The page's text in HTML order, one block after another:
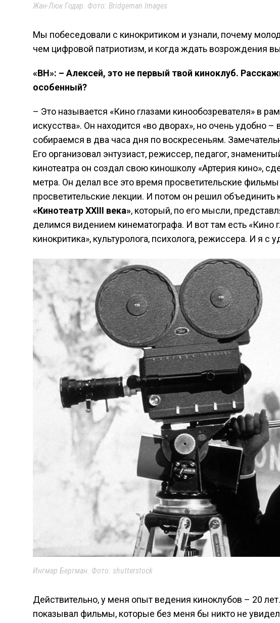
Жан-Люк Годар. Фото: Bridgeman Images
Мы побеседовали с кинокритиком и узнали, почему
чем цифровой патриотизм, и когда ждать возрождения
«ВН»: – Алексей, это не первый твой киноклуб.
особенный?
– Это называется «Кино глазами кинообозревателя» в
искусства». Он находится «во дворах», но очень удобно
собираемся в два часа дня по воскресеньям.
Его организовал энтузиаст, режиссер, педагог,
кинотеатра он создал свою киношколу «Артерия кино»,
метра. Он делал все это время просветительские
просветительские лекции. И потом он решил
«Кинотеатр XXIII века», который, по его мысли,
делимся видением кинематографа. И вот там есть «Кино
кинокритика», культуролога, психолога, режиссера. И я с
Ингмар Бергман. Фото: shutterstock
Действительно, у меня опыт ведения киноклубов – 20
показывал фильмы, которые без меня бы никто не